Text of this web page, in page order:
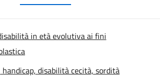
in età evolutiva ai fini
disabilità cecità, sordità